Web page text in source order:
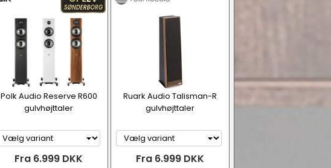
Polk Audio Reserve R600
gulvhøjttaler
Fra 6.999 DKK
Ruark Audio Talisman-R
gulvhøjttaler
Fra 6.999 DKK